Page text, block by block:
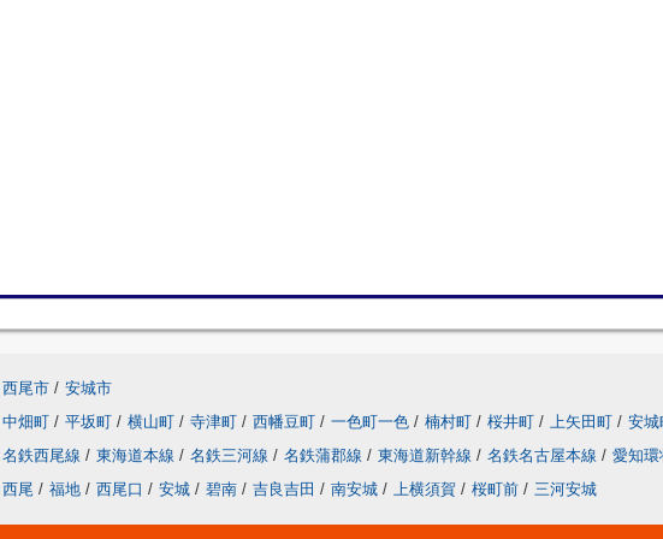
西尾市 / 安城市
中畑町 / 平坂町 / 横山町 / 寺津町 / 西幡豆町 / 一色町一色 / 楠村町 / 桜井町 / 上矢田町 / 安城
名鉄西尾線 / 東海道本線 / 名鉄三河線 / 名鉄蒲郡線 / 東海道新幹線 / 名鉄名古屋本線 / 愛知環
西尾 / 福地 / 西尾口 / 安城 / 碧南 / 吉良吉田 / 南安城 / 上横須賀 / 桜町前 / 三河安城